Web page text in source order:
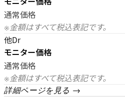
通常価格
※金額はすべて税込表記です。
他Dr
モニター価格
通常価格
※金額はすべて税込表記です。
詳細ページを見る →